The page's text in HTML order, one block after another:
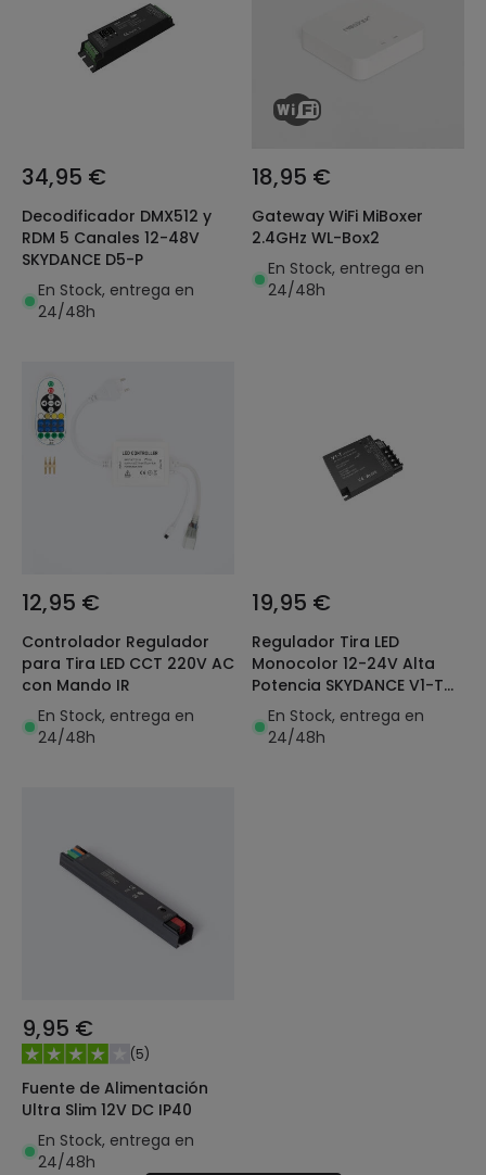
34,95 €
Decodificador DMX512 y
RDM 5 Canales 12-48V
SKYDANCE D5-P
En Stock, entrega en
24/48h
18,95 €
Gateway WiFi MiBoxer
2.4GHz WL-Box2
En Stock, entrega en
24/48h
12,95 €
Controlador Regulador
para Tira LED CCT 220V AC
con Mando IR
En Stock, entrega en
24/48h
19,95 €
Regulador Tira LED
Monocolor 12-24V Alta
Potencia SKYDANCE V1-T
Compatible con 0/1-10V,
Pulsador y RF
En Stock, entrega en
24/48h
9,95 €
(5)
Fuente de Alimentación
Ultra Slim 12V DC IP40
En Stock, entrega en
24/48h